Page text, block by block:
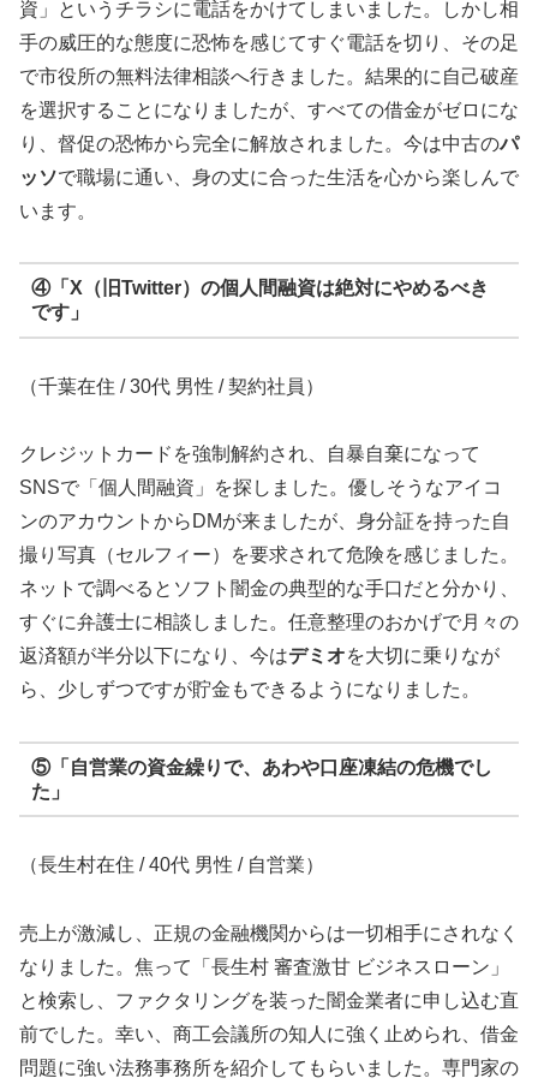
資」というチラシに電話をかけてしまいました。しかし相
手の威圧的な態度に恐怖を感じてすぐ電話を切り、その足
で市役所の無料法律相談へ行きました。結果的に自己破産
を選択することになりましたが、すべての借金がゼロにな
り、督促の恐怖から完全に解放されました。今は中古のパ
ッソで職場に通い、身の丈に合った生活を心から楽しんで
います。
④「X（旧Twitter）の個人間融資は絶対にやめるべき
です」
（千葉在住 / 30代 男性 / 契約社員）
クレジットカードを強制解約され、自暴自棄になって
SNSで「個人間融資」を探しました。優しそうなアイコ
ンのアカウントからDMが来ましたが、身分証を持った自
撮り写真（セルフィー）を要求されて危険を感じました。
ネットで調べるとソフト闇金の典型的な手口だと分かり、
すぐに弁護士に相談しました。任意整理のおかげで月々の
返済額が半分以下になり、今はデミオを大切に乗りなが
ら、少しずつですが貯金もできるようになりました。
⑤「自営業の資金繰りで、あわや口座凍結の危機でし
た」
（長生村在住 / 40代 男性 / 自営業）
売上が激減し、正規の金融機関からは一切相手にされなく
なりました。焦って「長生村 審査激甘 ビジネスローン」
と検索し、ファクタリングを装った闇金業者に申し込む直
前でした。幸い、商工会議所の知人に強く止められ、借金
問題に強い法務事務所を紹介してもらいました。専門家の